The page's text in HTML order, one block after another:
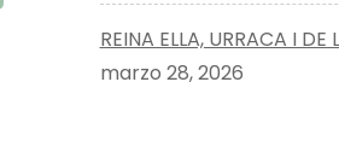
REINA ELLA, URRACA I DE
marzo 28, 2026